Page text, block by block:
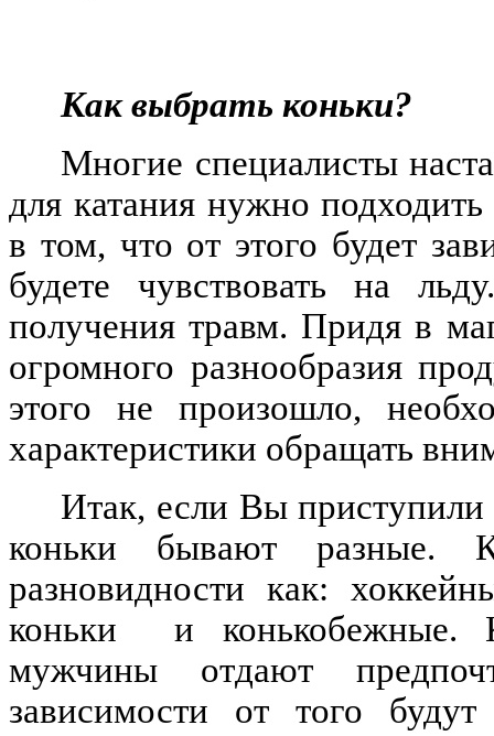
Как выбрать коньки?
Многие специалисты
для катания нужно
в том, что от этого будет
будете чувствовать на
получения травм. Придя в
огромного разнообразия
этого не произошло,
характеристики обращать
Итак, если Вы
коньки бывают разные.
разновидности как:
коньки
и конькобежные.
мужчины отдают
зависимости от того